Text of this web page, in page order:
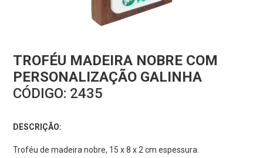
TROFÉU MADEIRA NOBRE COM
PERSONALIZAÇÃO GALINHA
CÓDIGO: 2435
DESCRIÇÃO:
Troféu de madeira nobre, 15 x 8 x 2 cm espessura.